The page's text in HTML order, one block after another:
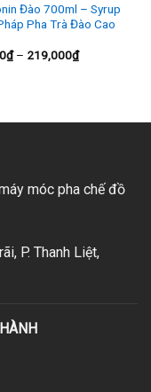
Đào 700ml – Syrup
Pha Trà Đào Cao
₫ – 219,000₫Khoảng
giá:
móc pha chế đồ
P. Thanh Liệt,